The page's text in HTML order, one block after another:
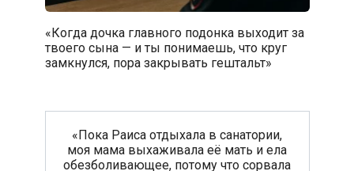
«Когда дочка главного подонка выходит за
твоего сына — и ты понимаешь, что круг
замкнулся, пора закрывать гештальт»
«Пока Раиса отдыхала в санатории,
моя мама выхаживала её мать и ела
обезболивающее, потому что сорвала